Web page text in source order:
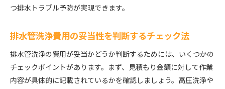
つ排水トラブル予防が実現できます。
排水管洗浄費用の妥当性を判断するチェック法
排水管洗浄の費用が妥当かどうか判断するためには、いくつかの
チェックポイントがあります。まず、見積もり金額に対して作業
内容が具体的に記載されているかを確認しましょう。高圧洗浄や